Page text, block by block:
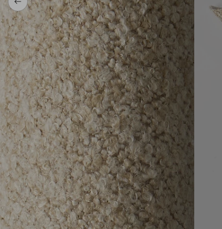
Takaisin